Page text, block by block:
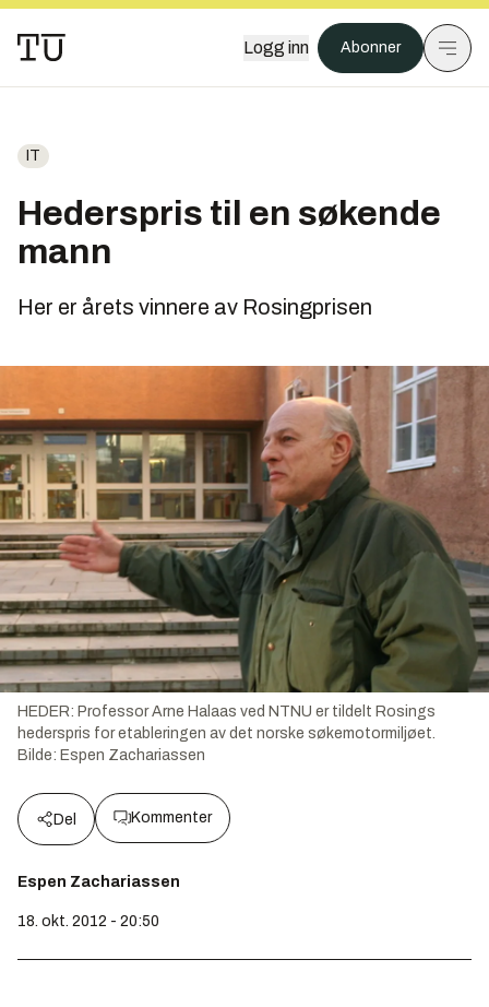
Logg inn Abonner
IT
Hederspris til en søkende
mann
Her er årets vinnere av Rosingprisen
HEDER: Professor Arne Halaas ved NTNU er tildelt Rosings
hederspris for etableringen av det norske søkemotormiljøet.
Bilde: Espen Zachariassen
Del Kommenter
Espen Zachariassen
18. okt. 2012 - 20:50